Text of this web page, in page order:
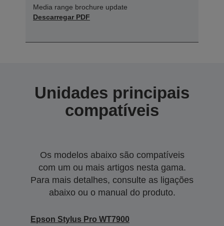
Media range brochure update
Descarregar PDF
Unidades principais
compatíveis
Os modelos abaixo são compatíveis
com um ou mais artigos nesta gama.
Para mais detalhes, consulte as ligações
abaixo ou o manual do produto.
Epson Stylus Pro WT7900